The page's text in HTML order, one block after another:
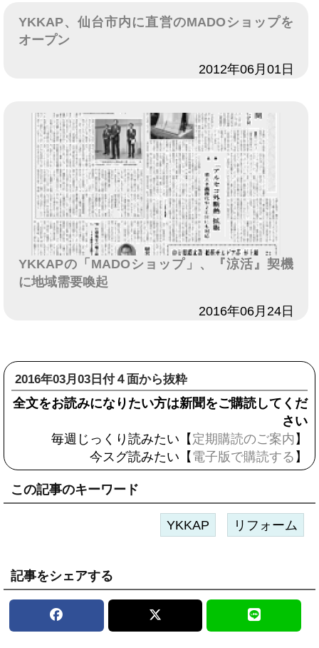
YKKAP、仙台市内に直営のMADOショップを
オープン
2012年06月01日
YKKAPの「MADOショップ」、『涼活』契機
に地域需要喚起
2016年06月24日
2016年03月03日付４面から抜粋
全文をお読みになりたい方は新聞をご購読してくだ
さい
毎週じっくり読みたい【 定期購読のご案内 】
今スグ読みたい【 電子版で購読する 】
この記事のキーワード
YKKAP リフォーム
記事をシェアする